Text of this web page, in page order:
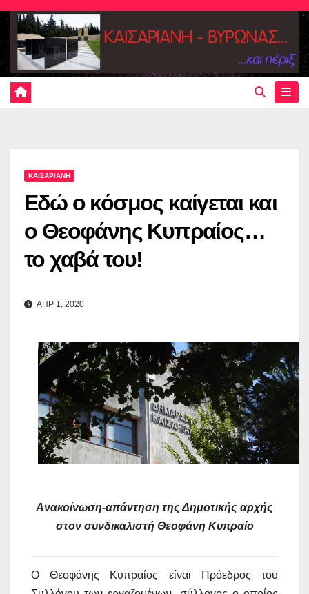
Skip
content
ΚΑΙΣΑΡΙΑΝΗ
Εδώ ο κόσμος καίγεται και
ο Θεοφάνης Κυπραίος…
το χαβά του!
ΑΠΡ 1, 2020
Ανακοίνωση-απάντηση της Δημοτικής αρχής
στον συνδικαλιστή Θεοφάνη Κυπραίο
Ο Θεοφάνης Κυπραίος είναι Πρόεδρος του